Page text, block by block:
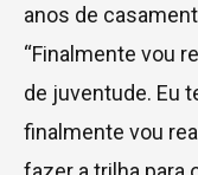
anos de
“Finalmente vou
de juventude. Eu
finalmente vou